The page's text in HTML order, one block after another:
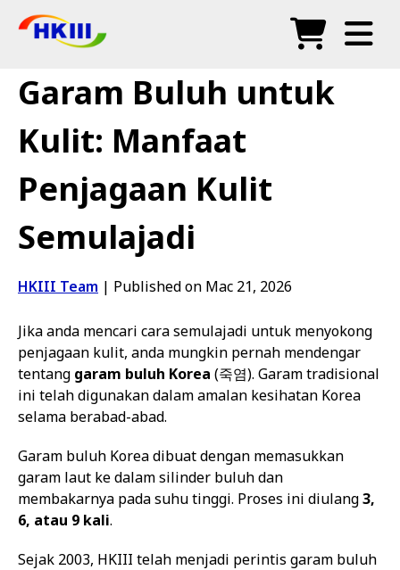
Soalan Lazim
Blog
Agen Sah
Kedai
Garam Buluh untuk
Kulit: Manfaat
Penjagaan Kulit
Semulajadi
HKIII Team | Published on Mac 21, 2026
Jika anda mencari cara semulajadi untuk menyokong
penjagaan kulit, anda mungkin pernah mendengar
tentang garam buluh Korea (죽염). Garam tradisional
ini telah digunakan dalam amalan kesihatan Korea
selama berabad-abad.
Garam buluh Korea dibuat dengan memasukkan
garam laut ke dalam silinder buluh dan
membakarnya pada suhu tinggi. Proses ini diulang3,
6, atau 9 kali.
Sejak 2003, HKIII telah menjadi perintis garam buluh